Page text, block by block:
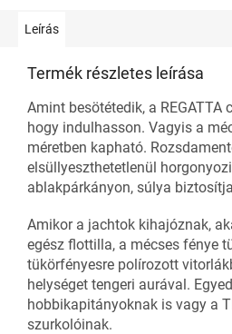
Leírás
Termék részletes leírása
Amint besötétedik, a REGATTA
hogy indulhasson. Vagyis a
méretben kapható.
elsüllyeszthetetlenül
ablakpárkányon, súlya
Amikor a jachtok kihajóznak,
egész flottilla, a mécses fénye
tükörfényesre polírozott
helységet tengeri aurával.
hobbikapitányoknak is vagy a
szurkolóinak.